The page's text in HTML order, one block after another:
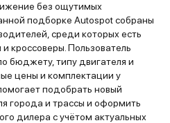
без ощутимых
подборке Autospot собраны
среди которых есть
кроссоверы. Пользователь
бюджету, типу двигателя и
цены и комплектации у
подобрать новый
города и трассы и оформить
дилера с учётом актуальных